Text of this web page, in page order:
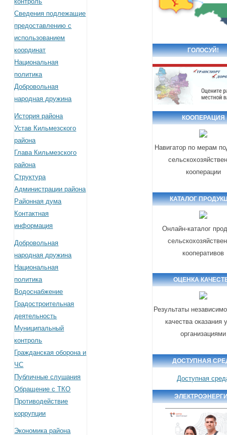
Сведения подлежащие
предоставлению с
использованием
координат
Национальная
политика
Добровольная
народная дружина
История района
Устав Кильмезского
района
Глава Кильмезского
района
Структура
Администрации района
Районная дума
Контактная
информация
Добровольная
народная дружина
Национальная
политика
Водоснабжение
Градостроительная
деятельность
Муниципальный
контроль
Гражданская оборона и
ЧС
Публичные слушания
Обращение с ТКО
Противодействие
коррупции
Экономика района
ГОЛОСУЙ!
КООПЕРАЦИЯ
Навигатор по мерам
кооперации
КАТАЛОГ
Онлайн-каталог
кооперативов
ОЦЕНКА
Результаты
качества оказания
организациями
ДОСТУПНАЯ
Доступная